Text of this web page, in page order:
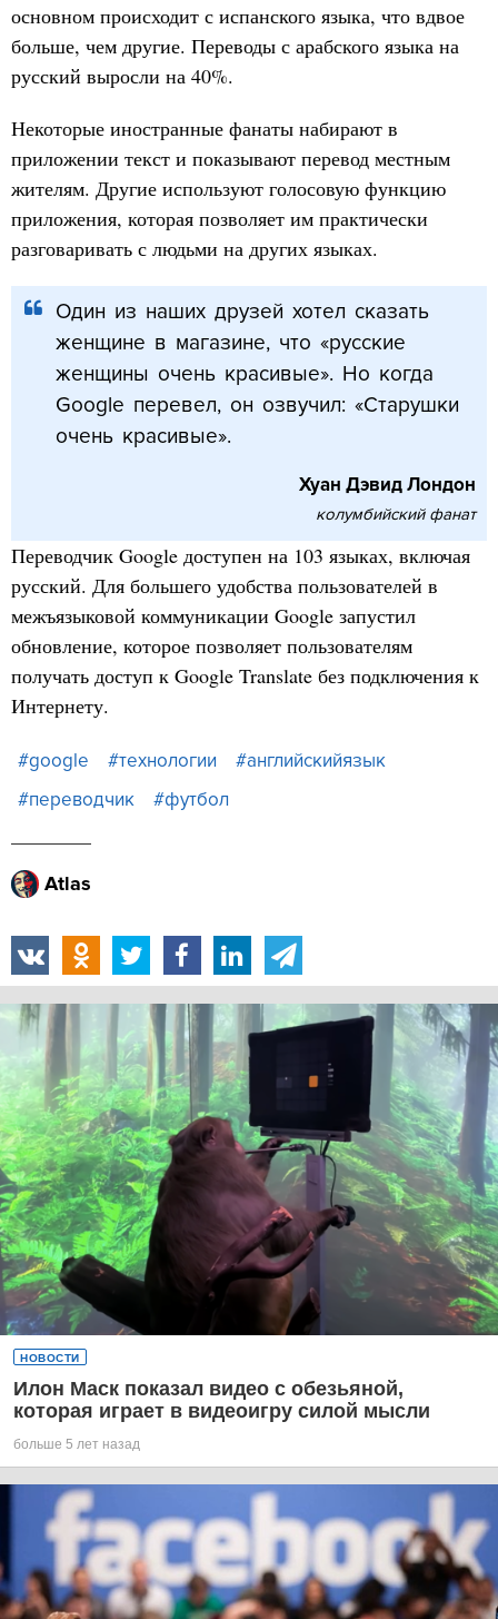
основном происходит с испанского языка, что вдвое
больше, чем другие. Переводы с арабского языка на
русский выросли на 40%.
Некоторые иностранные фанаты набирают в
приложении текст и показывают перевод местным
жителям. Другие используют голосовую функцию
приложения, которая позволяет им практически
разговаривать с людьми на других языках.
Один из наших друзей хотел сказать
женщине в магазине, что «русские
женщины очень красивые». Но когда
Google перевел, он озвучил: «Старушки
очень красивые».
Хуан Дэвид Лондон
колумбийский фанат
Переводчик Google доступен на 103 языках, включая
русский. Для большего удобства пользователей в
межъязыковой коммуникации Google запустил
обновление, которое позволяет пользователям
получать доступ к Google Translate без подключения к
Интернету.
#google #технологии
#английскийязык
#переводчик
#футбол
Atlas
НОВОСТИ
Илон Маск показал видео с обезьяной,
которая играет в видеоигру силой мысли
больше 5 лет назад